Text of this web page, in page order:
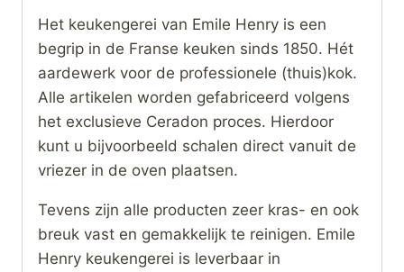
Het keukengerei van Emile Henry is een
begrip in de Franse keuken sinds 1850. Hét
aardewerk voor de professionele (thuis)kok.
Alle artikelen worden gefabriceerd volgens
het exclusieve Ceradon proces. Hierdoor
kunt u bijvoorbeeld schalen direct vanuit de
vriezer in de oven plaatsen.
Tevens zijn alle producten zeer kras- en ook
breuk vast en gemakkelijk te reinigen. Emile
Henry keukengerei is leverbaar in